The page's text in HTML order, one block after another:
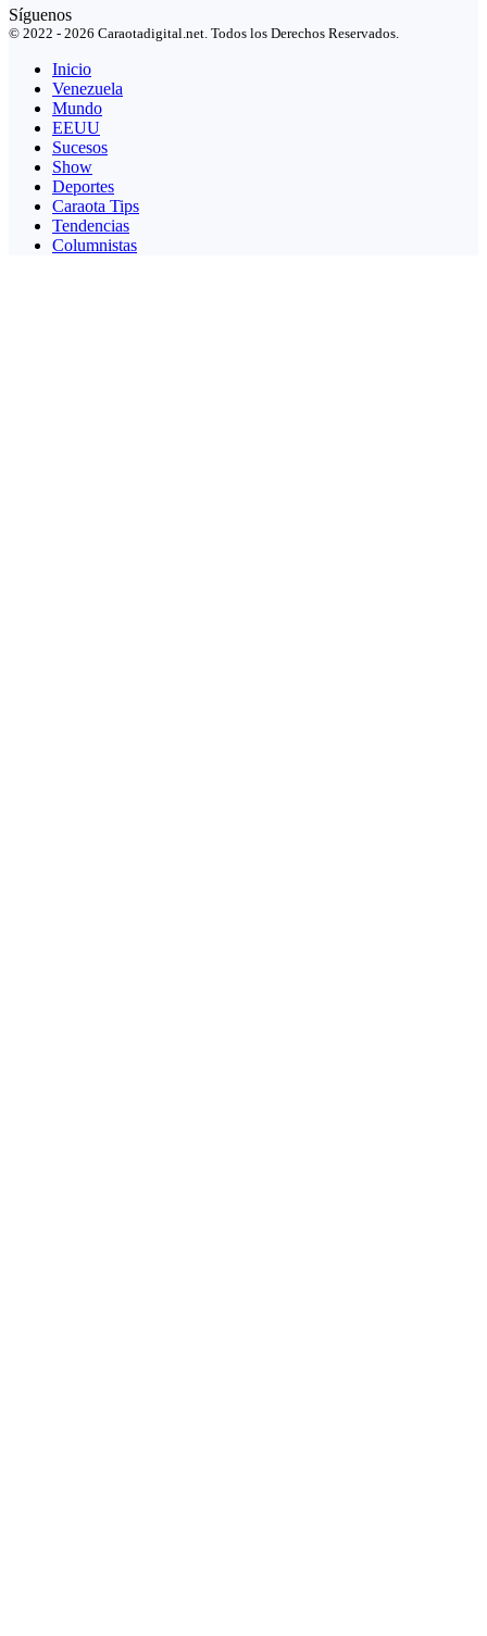
Síguenos
© 2022 - 2026 Caraotadigital.net. Todos los Derechos Reservados.
Inicio
Venezuela
Mundo
EEUU
Sucesos
Show
Deportes
Caraota Tips
Tendencias
Columnistas